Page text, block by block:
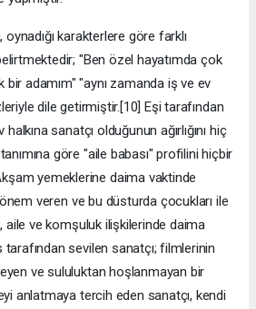
karakterlere göre farklı
"Ben özel hayatımda çok
adamım" "aynı zamanda iş ve ev
dile getirmiştir.[10] Eşi tarafından
halkına sanatçı olduğunun ağırlığını hiç
göre "aile babası" profilini hiçbir
yemeklerine daima vaktinde
veren ve bu düsturda çocukları ile
aile ve komşuluk ilişkilerinde daima
sevilen sanatçı; filmlerinin
ve sululuktan hoşlanmayan bir
anlatmaya tercih eden sanatçı, kendi